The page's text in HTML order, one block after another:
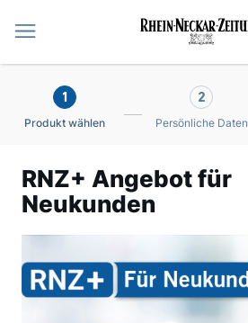
1
Produkt wählen
2
Persönliche Daten
RNZ+ Angebot für
Neukunden